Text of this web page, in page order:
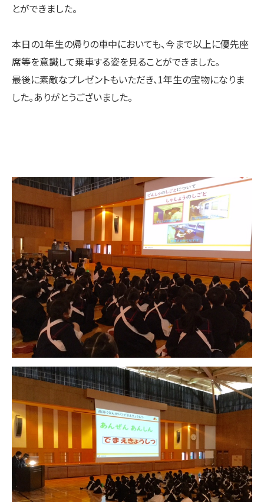
とができました。
本日の1年生の帰りの車中においても、今まで以上に優先座
席等を意識して乗車する姿を見ることができました。
最後に素敵なプレゼントもいただき、1年生の宝物になりま
した。ありがとうございました。